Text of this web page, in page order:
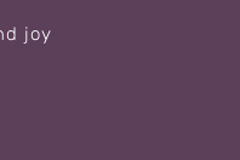
joy